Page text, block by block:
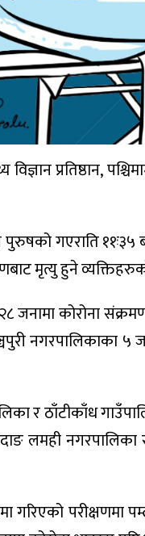
विज्ञान प्रतिष्ठान,
पुरुषको गएराति
मृत्यु हुने
जनामा कोरोना
नगरपालिकाका
र ठाँटीकाँध
लमही नगरपालिका
गरिएको